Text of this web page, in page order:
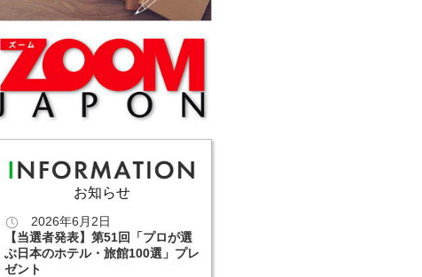
お知らせ
2026年6月2日
【当選者発表】第51回「プロが選
ぶ日本のホテル・旅館100選」プレ
ゼント